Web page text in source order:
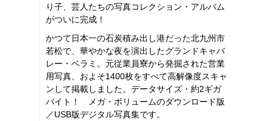
り子、芸人たちの写真コレクション・アルバム
がついに完成！
かつて日本一の石炭積み出し港だった北九州市
若松で、華やかな夜を演出したグランドキャバ
レー・ベラミ。元従業員寮から発掘された営業
用写真、およそ1400枚をすべて高解像度スキャ
ンして掲載しました。データサイズ・約2ギガ
バイト！ メガ・ボリュームのダウンロード版
／USB版デジタル写真集です。